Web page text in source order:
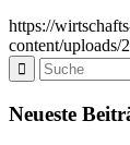
https://
content/uploads/
Neueste